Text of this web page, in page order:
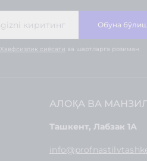
Обуна бўлиш
Хавфсизлик сиёсати ва шартларга розиман
АЛОҚА ВА
Ташкент, Лабзак 1А